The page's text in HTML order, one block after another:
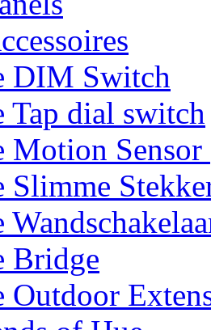
DIM Switch
Tap dial switch
Motion Sensor
Slimme
Bridge
Outdoor